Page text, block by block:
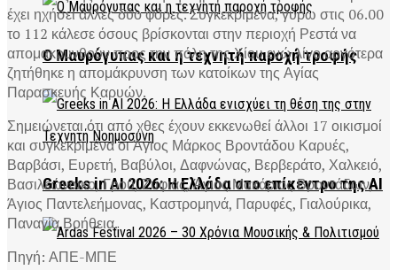
Ο Μαυρόγυπας και η τεχνητή παροχή τροφής
Greeks in AI 2026: Η Ελλάδα στο επίκεντρο της AI
έχει ηχήσει άλλες δύο φόρες. Συγκεκριμένα, γύρω στις 06.00
το 112 κάλεσε όσους βρίσκονται στην περιοχή Ρεστά να
απομακρυνθούν προς την πόλη της Χίου ενώ λίγο αργότερα
ζητήθηκε η απομάκρυνση των κατοίκων της Αγίας
Παρασκευής Καρυών.
Σημειώνεται ότι από χθες έχουν εκκενωθεί άλλοι 17 οικισμοί
και συγκεκριμένα οι Άγιος Μάρκος Βροντάδου Καρυές,
Βαρβάσι, Ευρετή, Βαβύλοι, Δαφνώνας, Βερβεράτο, Χαλκειό,
Βασιλεώνοικο, Γρού, Ζυφιάς, Άγιος Μακάριος Βροντάδων,
Άγιος Παντελεήμονας, Καστρομηνά, Παρυφές, Γιαλούρικα,
Παναγία Βοήθεια.
Πηγή: ΑΠΕ-ΜΠΕ